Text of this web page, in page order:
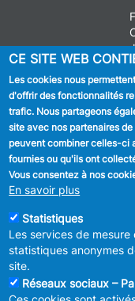
CE SITE WEB
Les cookies nous
d'offrir des fonctionnalités
trafic. Nous partageons
site avec nos partenaires
peuvent combiner celles-ci
fournies ou qu'ils ont
Vous consentez à nos
En savoir plus
Statistiques
Les services de
statistiques anonymes
site.
Réseaux sociaux –